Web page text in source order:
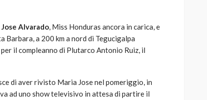
Alvarado, Miss Honduras ancora in carica, e
Barbara, a 200 km a nord di Tegucigalpa
il compleanno di Plutarco Antonio Ruiz, il
di aver rivisto Maria Jose nel pomeriggio, in
ad uno show televisivo in attesa di partire il
AUTO SPORT
MG alle Final 8 di Coppa
Davis: tennis mondiale e
l’automobilismo
abbracciano la stessa causa